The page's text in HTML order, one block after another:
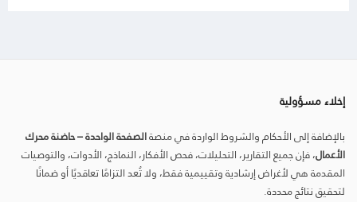
إخلاء مسؤولية
بالإضافة إلى الأحكام والشروط الواردة في منصةالصفحة الواحدة – حاضنة محرك
الأعمال، فإن جميع التقارير، التحليلات، فحص الأفكار، النماذج، الأدوات، والتوصيات
المقدمة هي لأغراض إرشادية وتقييمية فقط، ولا تُعد التزامًا تعاقديًا أو ضمانًا
لتحقيق نتائج محددة.